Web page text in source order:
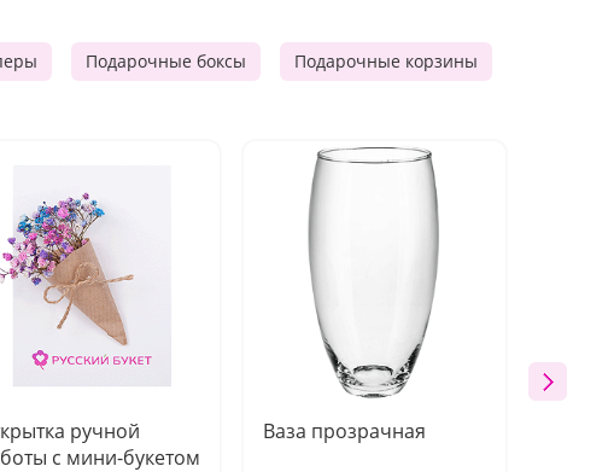
Подарочные боксы Подарочные корзины
ручной
с мини-букетом
Ваза прозрачная